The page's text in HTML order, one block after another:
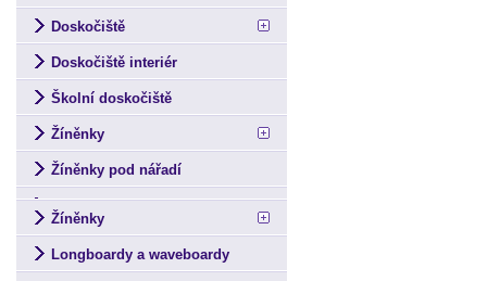
Doskočiště
Doskočiště interiér
Školní doskočiště
Žíněnky
Žíněnky pod nářadí
Žíněnky
Longboardy a waveboardy